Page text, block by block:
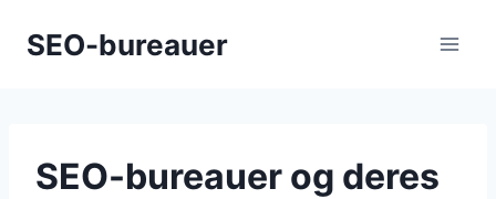
SEO-bureauer
SEO-bureauer og deres